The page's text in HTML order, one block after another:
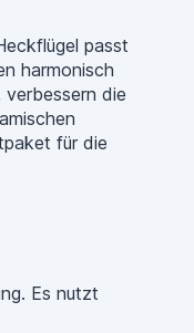
passt
harmonisch
die
für die
Es nutzt